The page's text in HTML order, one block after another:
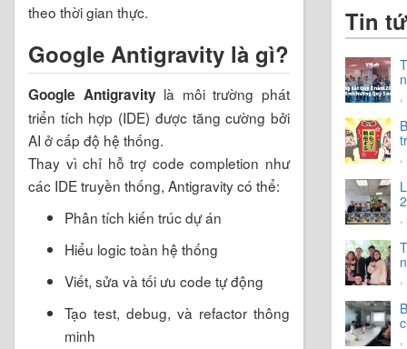
theo thời gian thực.
Google Antigravity là gì?
Google Antigravitylà môi trường phát
triển tích hợp (IDE) được tăng cường bởi
AI ở cấp độ hệ thống.
Thay vì chỉ hỗ trợ code completion như
các IDE truyền thống, Antigravity có thể:
Phân tích kiến trúc dự án
Hiểu logic toàn hệ thống
Viết, sửa và tối ưu code tự động
Tạo test, debug, và refactor thông
minh
Tin
,
,
,
,
,